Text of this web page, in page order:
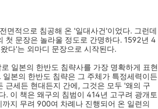
면적으로 침공해 온 '일대사건'이었다. 그런데
첫 문장은 놀라울 정도로 간명하다. 1592년 4
다'는 외마디 문장으로 시작된다.
일본의 한반도 침략사를 가장 명확하게 표현
본의 한반도 침략은 그 주체가 특정세력이든
근세든 현대든지 간에, 그것은 모두 '왜의 구
. 이 책은 왜구의 침범이 414년 고구려 광개토
지 무려 900여 차례나 진행되어 온 일련의